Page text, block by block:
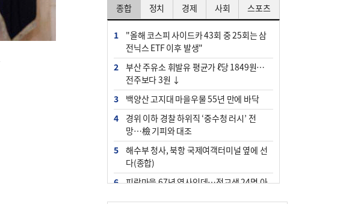
종합 정치 경제 사회 스포츠
1
"올해 코스피 사이드카 43회 중 25회는 삼
전닉스 ETF 이후 발생"
2
부산 주유소 휘발유 평균가 ℓ당 1849원…
전주보다 3원 ↓
3
백양산 고지대 마을우물 55년 만에 바닥
4
경위 이하 경찰 하위직 ‘중수청 러시’ 전
망…檢 기피와 대조
5
해수부 청사, 북항 국제여객터미널 옆에 선
다(종합)
6
피란마을 67년 역사인데…전교생 24명 아